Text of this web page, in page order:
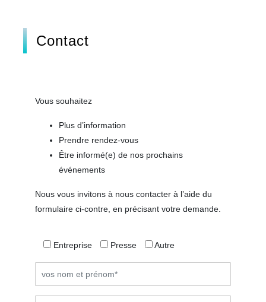
Contact
Vous souhaitez
Plus d’information
Prendre rendez-vous
Être informé(e) de nos prochains
événements
Nous vous invitons à nous contacter à l’aide du
formulaire ci-contre, en précisant votre demande.
Entreprise Presse Autre